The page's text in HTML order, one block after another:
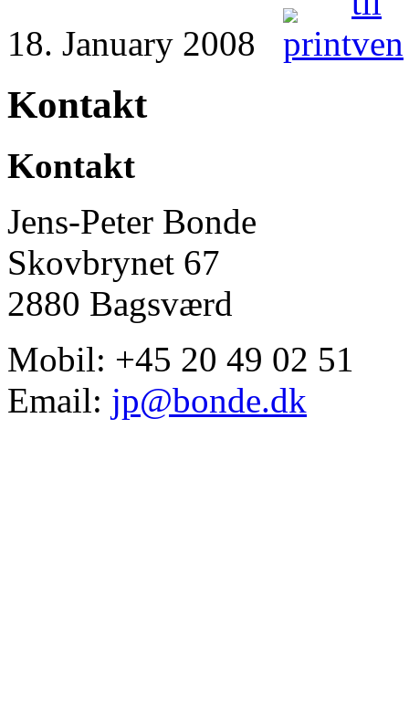
18. January 2008
Kontakt
Kontakt
Jens-Peter Bonde
Skovbrynet 67
2880 Bagsværd
Mobil: +45 20 49 02 51
Email: jp@bonde.dk